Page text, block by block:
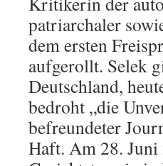
patriarchaler
dem ersten
aufgerollt. Selek
Deutschland,
bedroht „die
befreundeter
Haft. Am 28. Juni